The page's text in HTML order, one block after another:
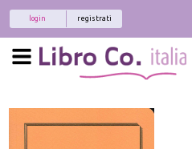
registrati
login